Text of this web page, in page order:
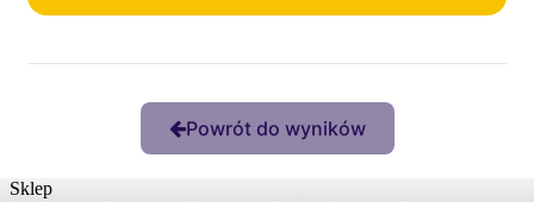
Powrót do wyników
Sklep